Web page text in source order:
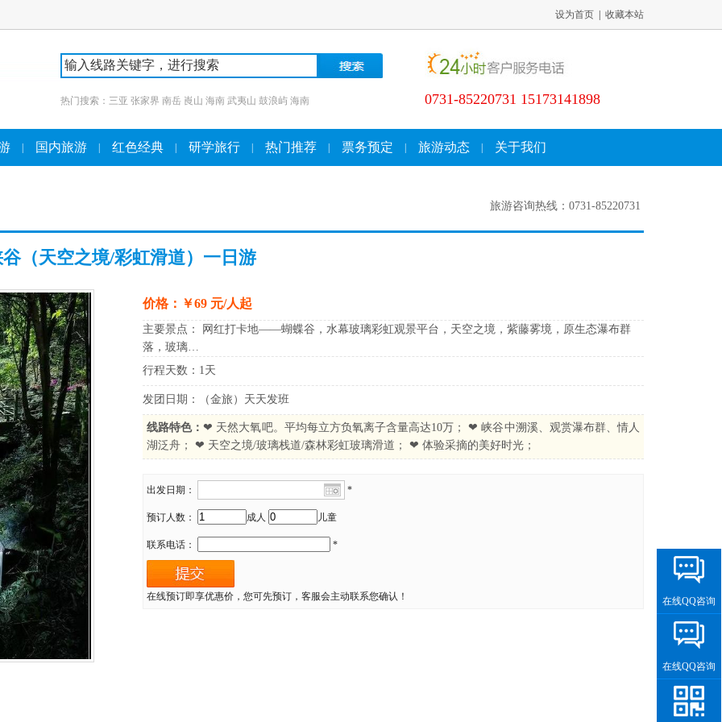
设为首页 收藏本站
热门搜索： 三亚 张家界 南岳 崀山 海南 武夷山 鼓浪屿 海南 0731-85220731 15173141898
国内旅游 红色经典 研学旅行 热门推荐 票务预定 旅游动态 关于我们
旅游咨询热线：0731-85220731
（天空之境/彩虹滑道）一日游
价格：￥69 元/人起
主要景点： 网红打卡地——蝴蝶谷，水幕玻璃彩虹观景平台，天空之境，紫藤雾境，原生态瀑布群
落，玻璃…
行程天数：1天
发团日期：（金旅）天天发班
线路特色：❤ 天然大氧吧。平均每立方负氧离子含量高达10万； ❤ 峡谷中溯溪、观赏瀑布群、情人
湖泛舟； ❤ 天空之境/玻璃栈道/森林彩虹玻璃滑道； ❤ 体验采摘的美好时光；
出发日期： *
预订人数： 成人 儿童
联系电话： *
在线预订即享优惠价，您可先预订，客服会主动联系您确认！ 在线QQ咨询
在线QQ咨询